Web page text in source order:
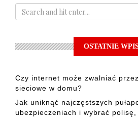
OSTATNIE
Czy internet może zwalniać
sieciowe w domu?
Jak uniknąć najczęstszych
ubezpieczeniach i wybrać polisę,